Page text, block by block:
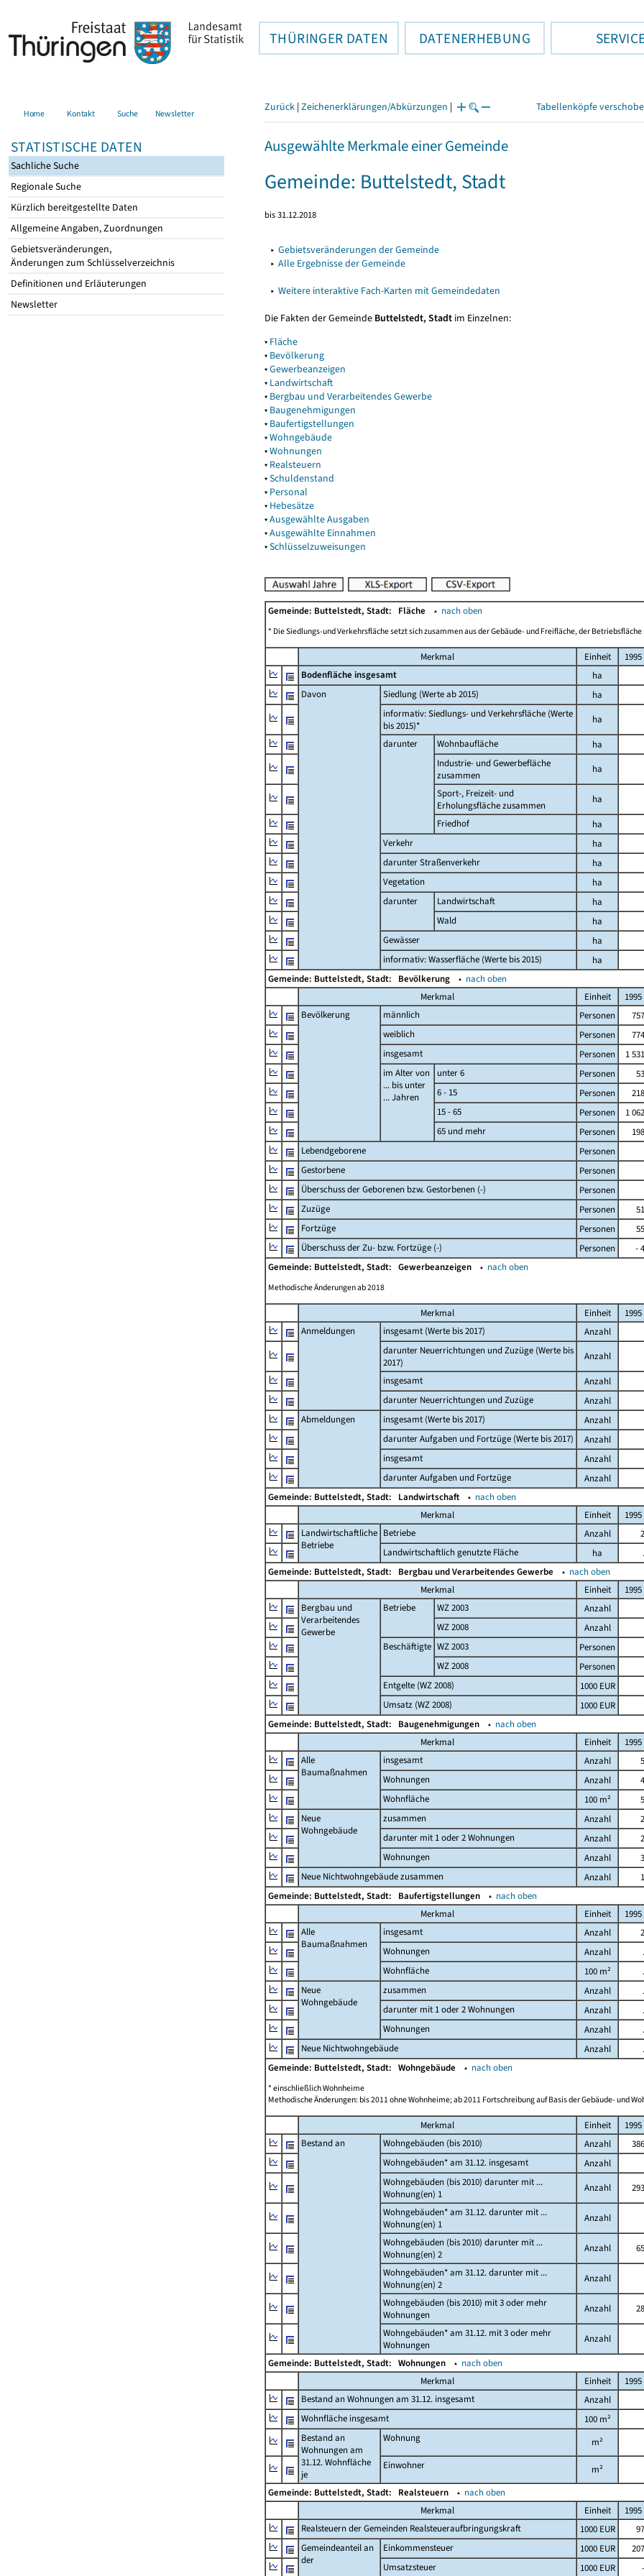
THÜRINGER DATEN DATENERHEBUNG
Home Kontakt Suche Newsletter
STATISTISCHE DATEN
Sachliche Suche
Regionale Suche
Kürzlich bereitgestellte Daten
Allgemeine Angaben, Zuordnungen
Gebietsveränderungen,
Änderungen zum Schlüsselverzeichnis
Definitionen und Erläuterungen
Newsletter
Zurück | Zeichenerklärungen/Abkürzungen | Tabellenköpfe
Ausgewählte Merkmale einer Gemeinde
Gemeinde: Buttelstedt, Stadt
bis 31.12.2018
▸ Gebietsveränderungen der Gemeinde
▸ Alle Ergebnisse der Gemeinde
▸ Weitere interaktive Fach-Karten mit Gemeindedaten
Die Fakten der Gemeinde Buttelstedt, Stadt im Einzelnen:
▾ Fläche
▾ Bevölkerung
▾Gewerbeanzeigen
▾ Landwirtschaft
▾ Bergbau und Verarbeitendes Gewerbe
▾ Baugenehmigungen
▾ Baufertigstellungen
▾Wohngebäude
▾Wohnungen
▾ Realsteuern
▾Schuldenstand
▾ Personal
▾ Hebesätze
▾Ausgewählte Ausgaben
▾Ausgewählte Einnahmen
▾Schlüsselzuweisungen
Gemeinde: Buttelstedt, Stadt: Fläche ▴ nach oben
* Die Siedlungs-und Verkehrsfläche setzt sich zusammen aus der Gebäude- und Freifläche, der
Merkmal Einheit 1995
Bodenfläche insgesamt
ha
Davon
Siedlung (Werte ab 2015)
ha
informativ: Siedlungs- und Verkehrsfläche (Werte
bis 2015)*
ha
darunter
Wohnbaufläche
ha
Industrie- und Gewerbefläche
zusammen
ha
Sport-, Freizeit- und
Erholungsfläche zusammen
ha
Friedhof
ha
Verkehr
ha
darunter Straßenverkehr
ha
Vegetation
ha
darunter
Landwirtschaft
ha
Wald
ha
Gewässer
ha
informativ: Wasserfläche (Werte bis 2015)
ha
Gemeinde: Buttelstedt, Stadt: Bevölkerung ▴ nach oben
Merkmal
Einheit 1995
Bevölkerung
männlich Personen 757
weiblich
Personen 774
insgesamt
Personen 1 531
im Alter von
... bis unter
... Jahren
unter 6 Personen 53
6 - 15
Personen 218
15 - 65
Personen 1 062
65 und mehr
Personen 198
Lebendgeborene
Personen
Gestorbene
Personen
Überschuss der Geborenen bzw. Gestorbenen (-)
Personen
Zuzüge
Personen 51
Fortzüge
Personen 55
Überschuss der Zu- bzw. Fortzüge (-)
Personen - 4
Gemeinde: Buttelstedt, Stadt: Gewerbeanzeigen ▴ nach oben
Methodische Änderungen ab 2018
Merkmal Einheit 1995
Anmeldungen
insgesamt (Werte bis 2017) Anzahl
darunter Neuerrichtungen und Zuzüge (Werte bis
2017)
Anzahl
insgesamt
Anzahl
darunter Neuerrichtungen und Zuzüge
Anzahl
Abmeldungen
insgesamt (Werte bis 2017) Anzahl
darunter Aufgaben und Fortzüge (Werte bis 2017)
Anzahl
insgesamt
Anzahl
darunter Aufgaben und Fortzüge
Anzahl
Gemeinde: Buttelstedt, Stadt: Landwirtschaft ▴ nach oben
Merkmal
Einheit 1995
Landwirtschaftliche
Betriebe
Betriebe Anzahl 2
Landwirtschaftlich genutzte Fläche
ha .
Gemeinde: Buttelstedt, Stadt: Bergbau und Verarbeitendes Gewerbe ▴ nach oben
Merkmal
Einheit 1995
Bergbau und
Verarbeitendes
Gewerbe
Betriebe WZ 2003 Anzahl
WZ 2008
Anzahl
Beschäftigte WZ 2003 Personen
WZ 2008
Personen
Entgelte (WZ 2008)
1000 EUR
Umsatz (WZ 2008)
1000 EUR
Gemeinde: Buttelstedt, Stadt: Baugenehmigungen ▴ nach oben
Merkmal
Einheit 1995
Alle
Baumaßnahmen
insgesamt Anzahl 5
Wohnungen
Anzahl 4
Wohnfläche
100 m² 5
Neue
Wohngebäude
zusammen Anzahl 2
darunter mit 1 oder 2 Wohnungen
Anzahl 2
Wohnungen
Anzahl 3
Neue Nichtwohngebäude zusammen
Anzahl 1
Gemeinde: Buttelstedt, Stadt: Baufertigstellungen ▴ nach oben
Merkmal
Einheit 1995
Alle
Baumaßnahmen
insgesamt Anzahl 2
Wohnungen
Anzahl .
Wohnfläche
100 m² .
Neue
Wohngebäude
zusammen Anzahl .
darunter mit 1 oder 2 Wohnungen
Anzahl .
Wohnungen
Anzahl .
Neue Nichtwohngebäude
Anzahl .
Gemeinde: Buttelstedt, Stadt: Wohngebäude ▴ nach oben
* einschließlich Wohnheime
Methodische Änderungen: bis 2011 ohne Wohnheime; ab 2011 Fortschreibung auf Basis der Gebäude- und
Merkmal Einheit 1995
Bestand an
Wohngebäuden (bis 2010) Anzahl 386
Wohngebäuden* am 31.12. insgesamt
Anzahl
Wohngebäuden (bis 2010) darunter mit ...
Wohnung(en) 1
Anzahl 293
Wohngebäuden* am 31.12. darunter mit ...
Wohnung(en) 1
Anzahl
Wohngebäuden (bis 2010) darunter mit ...
Wohnung(en) 2
Anzahl 65
Wohngebäuden* am 31.12. darunter mit ...
Wohnung(en) 2
Anzahl
Wohngebäuden (bis 2010) mit 3 oder mehr
Wohnungen
Anzahl 28
Wohngebäuden* am 31.12. mit 3 oder mehr
Wohnungen
Anzahl
Gemeinde: Buttelstedt, Stadt: Wohnungen ▴ nach oben
Merkmal
Einheit 1995
Bestand an Wohnungen am 31.12. insgesamt
Anzahl
Wohnfläche insgesamt
100 m²
Bestand an
Wohnungen am
31.12. Wohnfläche
je
Wohnung
m²
Einwohner
m²
Gemeinde: Buttelstedt, Stadt: Realsteuern ▴ nach oben
Merkmal
Einheit 1995
Realsteuern der Gemeinden Realsteueraufbringungskraft
1000 EUR 97
Gemeindeanteil an
der
Einkommensteuer 1000 EUR 207
Umsatzsteuer
1000 EUR -